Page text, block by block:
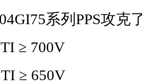
系列PPS攻克
≥ 700V
≥ 650V